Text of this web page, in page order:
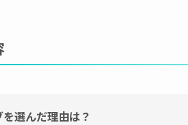
選んだ理由は？